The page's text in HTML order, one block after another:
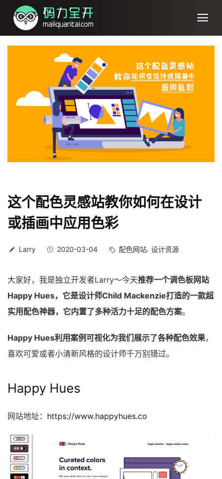
这个配色灵感站教你如何在设计
或插画中应用色彩
Larry 2020-03-04 配色网站 设计资源
大家好，我是独立开发者Larry～今天推荐一个调色板网站
Happy Hues，它是设计师Child Mackenzie打造的一款超
实用配色神器，它内置了多种活力十足的配色方案。
Happy Hues利用案例可视化为我们展示了各种配色效果，
喜欢可爱或者小清新风格的设计师千万别错过。
Happy Hues
网站地址： https://www.happyhues.co